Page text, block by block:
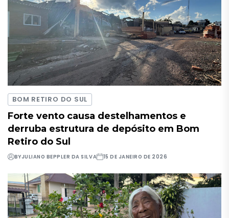
BOM RETIRO DO SUL
Forte vento causa destelhamentos e
derruba estrutura de depósito em Bom
Retiro do Sul
BYJULIANO BEPPLER DA SILVA 15 DE JANEIRO DE 2026